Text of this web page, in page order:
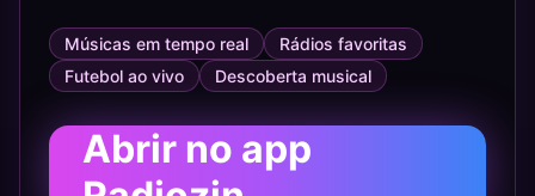
Músicas em tempo real
Rádios favoritas
Futebol ao vivo
Descoberta musical
Abrir no app